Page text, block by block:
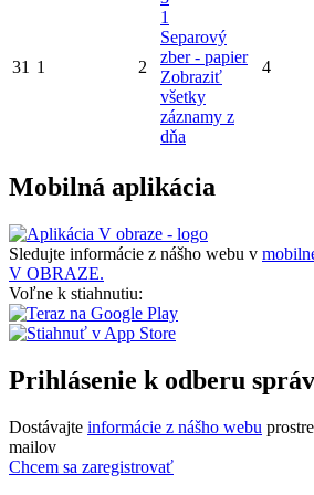
31 1 2
1
Separový
zber - papier
Zobraziť
všetky
záznamy z
dňa
4
Mobilná aplikácia
Sledujte informácie z nášho webu v
V OBRAZE.
Voľne k stiahnutiu:
Prihlásenie k odberu správ
Dostávajte informácie z nášho webu
mailov
Chcem sa zaregistrovať